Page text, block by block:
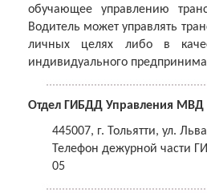
обучающее управлению
Водитель может управлять
личных целях либо в
индивидуального
Отдел ГИБДД Управления МВД
445007, г. Тольятти, ул.
Телефон дежурной части
05